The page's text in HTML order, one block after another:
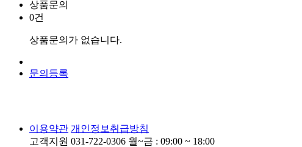
상품문의
0건
상품문의가 없습니다.
문의등록
이용약관 개인정보취급방침
고객지원 031-722-0306 월~금 : 09:00 ~ 18:00